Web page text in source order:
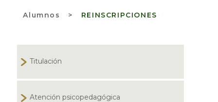
Alumnos > REINSCRIPCIONES
Titulación
Atención psicopedagógica